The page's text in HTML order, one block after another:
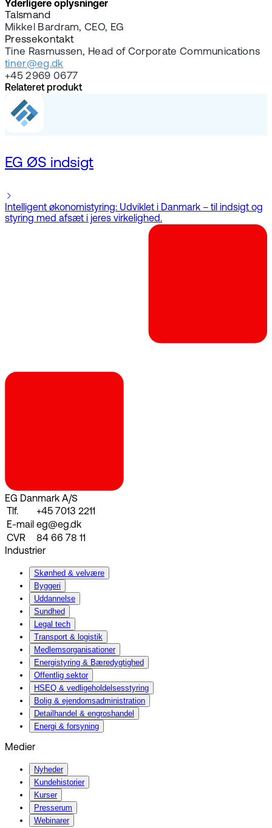
Yderligere oplysninger
Talsmand
Mikkel Bardram, CEO, EG
Pressekontakt
Tine Rasmussen, Head of Corporate Communications
tiner@eg.dk
+45 2969 0677
Relateret produkt
EG ØS indsigt
Intelligent økonomistyring: Udviklet i Danmark – til indsigt og
styring med afsæt i jeres virkelighed.
EG Danmark A/S
Tlf.
+45 7013 2211
E-mail eg@eg.dk
CVR
84 66 78 11
Industrier
Skønhed & velvære
Byggeri
Uddannelse
Sundhed
Legal tech
Transport & logistik
Medlemsorganisationer
Energistyring & Bæredygtighed
Offentlig sektor
HSEQ & vedligeholdelsesstyring
Bolig & ejendomsadministration
Detailhandel & engroshandel
Energi & forsyning
Medier
Nyheder
Kundehistorier
Kurser
Presserum
Webinarer